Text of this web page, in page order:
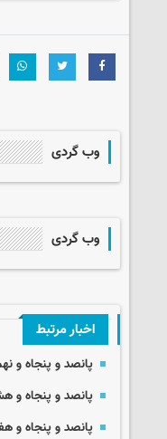
وب گردی
وب گردی
اخبار مرتبط
پانصد و پنجاه و
پانصد و پنجاه و
پانصد و پنجاه و